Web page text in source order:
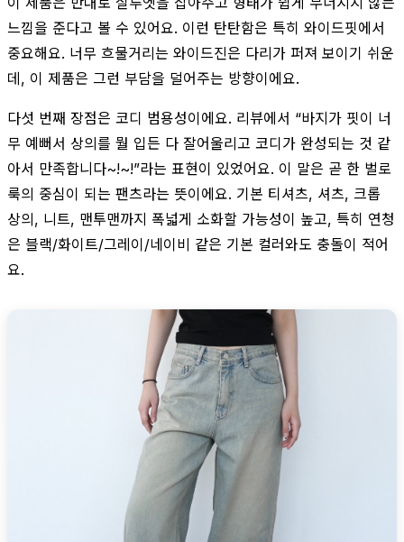
느낌을 준다고 볼 수 있어요. 이런 탄탄함은 특히 와이드핏에서
중요해요. 너무 흐물거리는 와이드진은 다리가 퍼져 보이기 쉬운
데, 이 제품은 그런 부담을 덜어주는 방향이에요.
다섯 번째 장점은 코디 범용성이에요. 리뷰에서 “바지가 핏이 너
무 예뻐서 상의를 뭘 입든 다 잘어울리고 코디가 완성되는 것 같
아서 만족합니다~!~!”라는 표현이 있었어요. 이 말은 곧 한 벌로
룩의 중심이 되는 팬츠라는 뜻이에요. 기본 티셔츠, 셔츠, 크롭
상의, 니트, 맨투맨까지 폭넓게 소화할 가능성이 높고, 특히 연청
은 블랙/화이트/그레이/네이비 같은 기본 컬러와도 충돌이 적어
요.